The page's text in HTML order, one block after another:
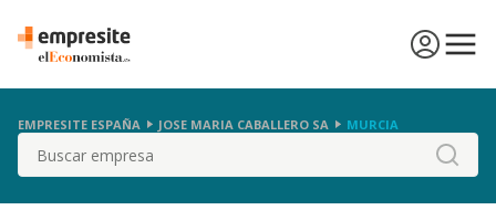
EMPRESITE ESPAÑA JOSE MARIA CABALLERO SA MURCIA
Buscar